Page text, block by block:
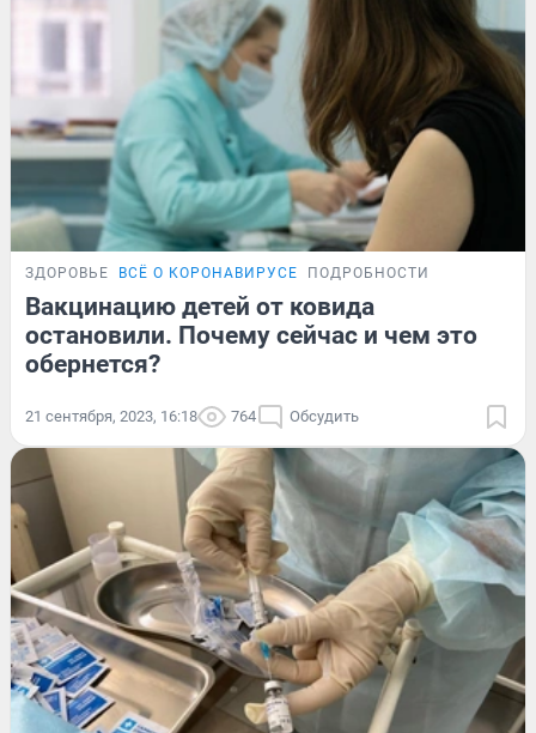
ЗДОРОВЬЕ ВСЁ О КОРОНАВИРУСЕ ПОДРОБНОСТИ
Вакцинацию детей от ковида
остановили. Почему сейчас и чем это
обернется?
21 сентября, 2023, 16:18 764 Обсудить